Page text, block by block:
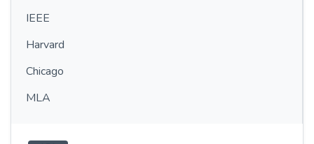
IEEE
Harvard
Chicago
MLA